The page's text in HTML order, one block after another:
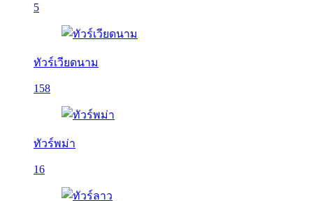
5
ทัวร์เวียดนาม
158
ทัวร์พม่า
16